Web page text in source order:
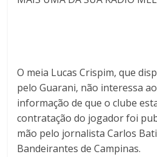
O meia Lucas Crispim, que
pelo Guarani, não interessa
informação de que o clube
contratação do jogador foi
mão pelo jornalista Carlos
Bandeirantes de Campinas.